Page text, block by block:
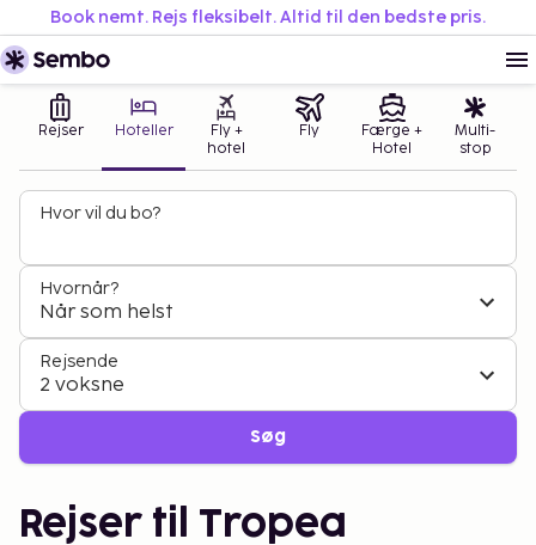
Book nemt. Rejs fleksibelt. Altid til den bedste pris.
Rejser Hoteller
Fly +
hotel
Fly
Færge +
Hotel
Multi-
stop
Hvor vil du bo?
Hvornår?
Når som helst
Rejsende
2 voksne
Søg
Rejser til Tropea